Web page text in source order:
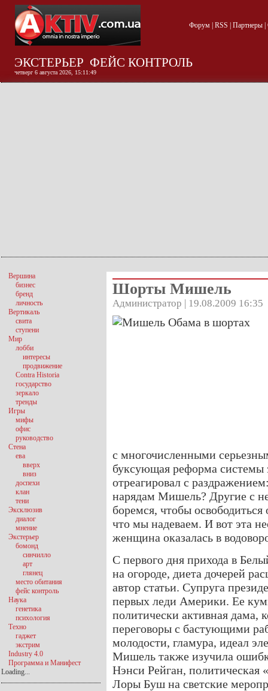
Форум| RSS Партнеры|
ЭКСТЕРЬЕР ФЕЙС КОНТРОЛЬ
четверг 6 августа 2026, 15:11:50
Шорты Мишель
Администратор | 19.08.2009 16:35
с многочисленными
буксующая реформа системы
отреагировал с
нарядам Мишель? Другие с
боремся, чтобы
что мы надеваем. И вот эта
женщина оказалась в
С первого дня прихода в
на огороде, диета дочерей
автор статьи. Супруга
первых леди Америки. Ее
политически активная дама,
переговоры с бастующими
молодости, гламура, идеал
Мишель также изучила
Нэнси Рейган, политическая
Лоры Буш на светские
Вершина
бизнес
бренд
личность
Вертикаль
свита
ступени
Мир
лобби
интересы
продвижение
Contra Historia
государство
зеркало
тренды
Игры
мифы
офис
руководство
Стена
ева
вверх
вниз
доспехи
клан
тени
Эксклюзив
диалог
мнение
Экстерьер
бомонд
синчилло
арт
глянец
место обитания
фейс контроль
Наука
генетика
психология
Техно
гаджет
экстрим
Industry 4.0
Программа и Манифест
Loading...